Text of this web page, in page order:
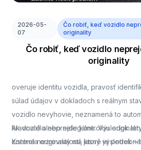
2026-05-
07
Čo robiť, keď vozidlo
originality
Čo robiť, keď vozidlo
originality
overuje identitu vozidla, pravosť
súlad údajov v dokladoch s reálnym
vozidlo nevyhovie, neznamená to
kradnuté alebo nelegálne. Výsledok
zistené nezrovnalosti, ktoré je
Ak vozidlo neprejde kontrolou
Kontrola originality má jasný výsledok –